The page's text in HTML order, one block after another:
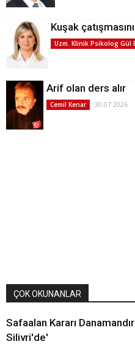
Kuşak
Uzm. Klinik Psikolog Gül
Arif olan ders alır
Cemil Kenar 30.07.2026
ÇOK OKUNANLAR
Safaalan Kararı
Silivri'de'